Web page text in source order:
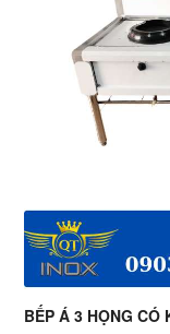
BẾP Á 3 HỌNG CÓ